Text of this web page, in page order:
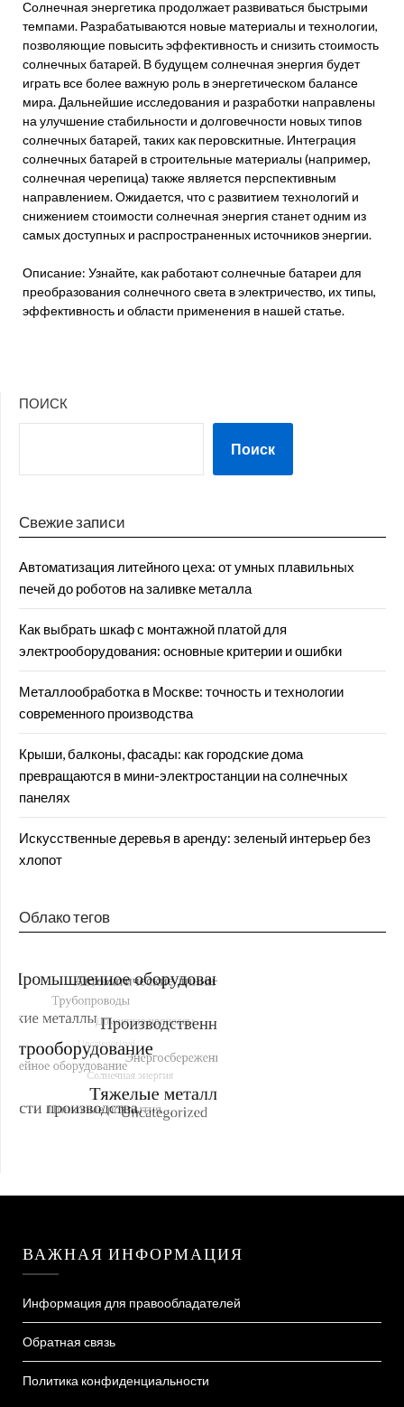
Солнечная энергетика продолжает развиваться быстрыми
темпами. Разрабатываются новые материалы и технологии,
позволяющие повысить эффективность и снизить стоимость
солнечных батарей. В будущем солнечная энергия будет
играть все более важную роль в энергетическом балансе
мира. Дальнейшие исследования и разработки направлены
на улучшение стабильности и долговечности новых типов
солнечных батарей, таких как перовскитные. Интеграция
солнечных батарей в строительные материалы (например,
солнечная черепица) также является перспективным
направлением. Ожидается, что с развитием технологий и
снижением стоимости солнечная энергия станет одним из
самых доступных и распространенных источников энергии.
Описание: Узнайте, как работают солнечные батареи для
преобразования солнечного света в электричество, их типы,
эффективность и области применения в нашей статье.
ПОИСК
Поиск
Свежие записи
Автоматизация литейного цеха: от умных плавильных
печей до роботов на заливке металла
Как выбрать шкаф с монтажной платой для
электрооборудования: основные критерии и ошибки
Металлообработка в Москве: точность и технологии
современного производства
Крыши, балконы, фасады: как городские дома
превращаются в мини-электростанции на солнечных
панелях
Искусственные деревья в аренду: зеленый интерьер без
хлопот
Облако тегов
ВАЖНАЯ ИНФОРМАЦИЯ
Информация для правообладателей
Обратная связь
Политика конфиденциальности